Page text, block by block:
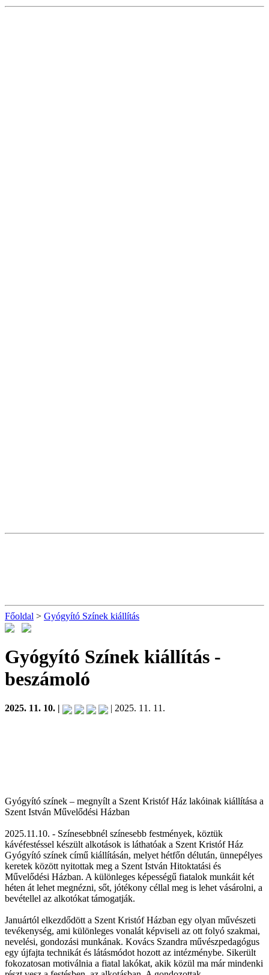
Főoldal > Gyógyító Színek kiállítás
Gyógyító Színek kiállítás -
beszámoló
2025. 11. 10. | | 2025. 11. 11.
Gyógyító színek – megnyílt a Szent Kristóf Ház lakóinak kiállítása a
Szent István Művelődési Házban
2025.11.10. - Színesebbnél színesebb festmények, köztük
kávéfestéssel készült alkotások is láthatóak a Szent Kristóf Ház
Gyógyító színek című kiállításán, melyet hétfőn délután, ünnepélyes
keretek között nyitottak meg a Szent István Hitoktatási és
Művelődési Házban. A különleges képességű fiatalok munkáit két
héten át lehet megnézni, sőt, jótékony céllal meg is lehet vásárolni, a
bevétellel az alkotókat támogatják.
Januártól elkezdődött a Szent Kristóf Házban egy olyan művészeti
tevékenység, ami különleges vonalát képviseli az ott folyó szakmai,
nevelési, gondozási munkának. Kovács Szandra művészpedagógus
egy újfajta technikát és látásmódot hozott az intézménybe. Sikerült
fokozatosan motiválnia a fiatal lakókat, akik közül ma már mindenki